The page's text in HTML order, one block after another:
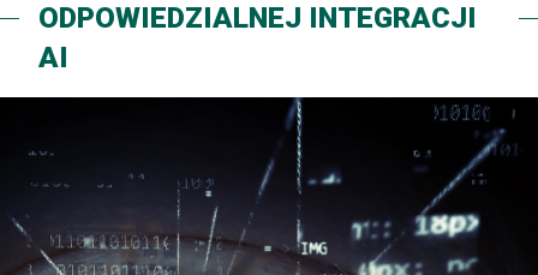
ODPOWIEDZIALNEJ INTEGRACJI
AI